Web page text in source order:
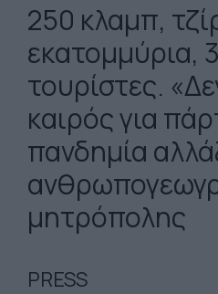
250 κλαμπ,
εκατομμύρια,
τουρίστες.
καιρός για
πανδημία
μητρόπολης
PRESS